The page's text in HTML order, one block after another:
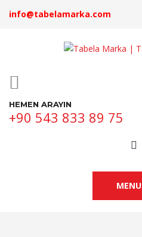
info@tabelamarka.com
HEMEN ARAYIN
+90 543 833 89 75
MENU